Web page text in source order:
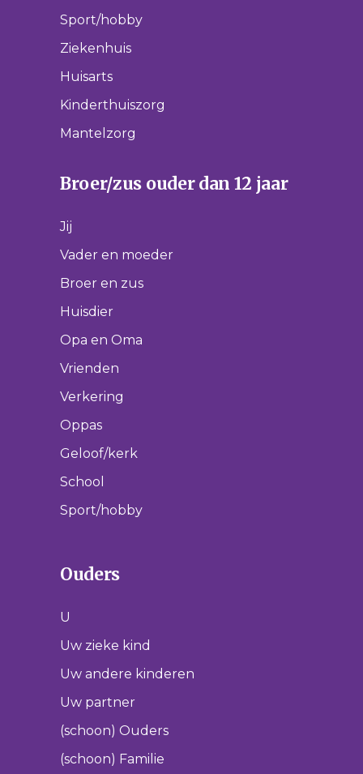
Sport/hobby
Ziekenhuis
Huisarts
Kinderthuiszorg
Mantelzorg
Broer/zus ouder dan 12 jaar
Jij
Vader en moeder
Broer en zus
Huisdier
Opa en Oma
Vrienden
Verkering
Oppas
Geloof/kerk
School
Sport/hobby
Ouders
U
Uw zieke kind
Uw andere kinderen
Uw partner
(schoon) Ouders
(schoon) Familie